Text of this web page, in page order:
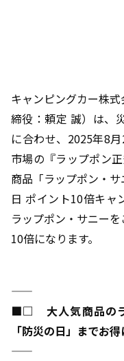
キャンピングカー株
締役：頼定 誠）は、
に合わせ、2025年8
市場の『ラップポン
商品「ラップポン・
日 ポイント10倍キャ
ラップポン・サニー
10倍になります。
―――――――――――――――――――――――――――――――――――
■□ 大人気商品のラ
「防災の日」まで
―――――――――――――――――――――――――――――――――――